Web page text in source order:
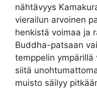
nähtävyys
vierailun arvoinen
henkistä voimaa ja
Buddha-patsaan
temppelin
siitä
muisto säilyy